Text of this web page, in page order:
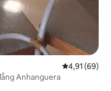
Xếp hạng
4,91 (69)
Anhanguera